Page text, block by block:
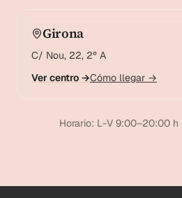
Girona
C/ Nou, 22, 2º A
Ver centro →Cómo llegar →
Horario: L-V 9:00–20:00 h